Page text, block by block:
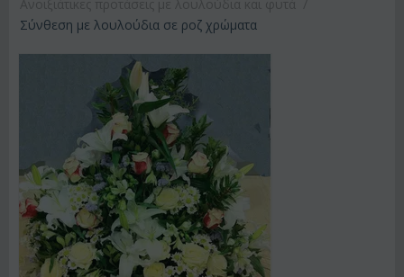
Σύνθεση με λουλούδια σε ροζ χρώματα